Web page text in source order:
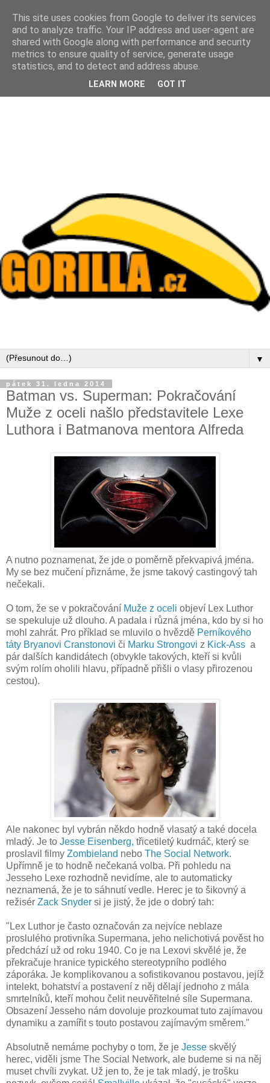
▼
pátek 31. ledna 2014
Batman vs. Superman: Pokračování
Muže z oceli našlo představitele Lexe
Luthora i Batmanova mentora Alfreda
A nutno poznamenat, že jde o poměrně překvapivá jména.
My se bez mučení přiznáme, že jsme takový castingový tah
nečekali.
O tom, že se v pokračování Muže z oceli objeví Lex Luthor
se spekuluje už dlouho. A padala i různá jména, kdo by si ho
mohl zahrát. Pro příklad se mluvilo o hvězdě Perníkového
táty Bryanovi Cranstonovi či Marku Strongovi z Kick-Ass a
pár dalších kandidátech (obvykle takových, kteří si kvůli
svým rolím oholili hlavu, případně přišli o vlasy přirozenou
cestou).
Ale nakonec byl vybrán někdo hodně vlasatý a také docela
mladý. Je to Jesse Eisenberg, třicetiletý kudrnáč, který se
proslavil filmy Zombieland nebo The Social Network.
Upřímně je to hodně nečekaná volba. Při pohledu na
Jesseho Lexe rozhodně nevidíme, ale to automaticky
neznamená, že je to sáhnutí vedle. Herec je to šikovný a
režisér Zack Snyder si je jistý, že jde o dobrý tah:
"Lex Luthor je často označován za nejvíce neblaze
proslulého protivníka Supermana, jeho nelichotivá pověst ho
předchází už od roku 1940. Co je na Lexovi skvělé je, že
překračuje hranice typického stereotypního podlého
záporáka. Je komplikovanou a sofistikovanou postavou, jejíž
intelekt, bohatství a postavení z něj dělají jednoho z mála
smrtelníků, kteří mohou čelit neuvěřitelné síle Supermana.
Obsazení Jesseho nám dovoluje prozkoumat tuto zajímavou
dynamiku a zamířit s touto postavou zajímavým směrem."
Absolutně nemáme pochyby o tom, že je Jesse skvělý
herec, viděli jsme The Social Network, ale budeme si na něj
muset chvíli zvykat. Už jen to, že je tak mladý, je trošku
This site uses cookies from Google to deliver its services
and to analyze traffic. Your IP address and user-agent are
shared with Google along with performance and security
metrics to ensure quality of service, generate usage
statistics, and to detect and address abuse.
LEARN MORE GOT IT